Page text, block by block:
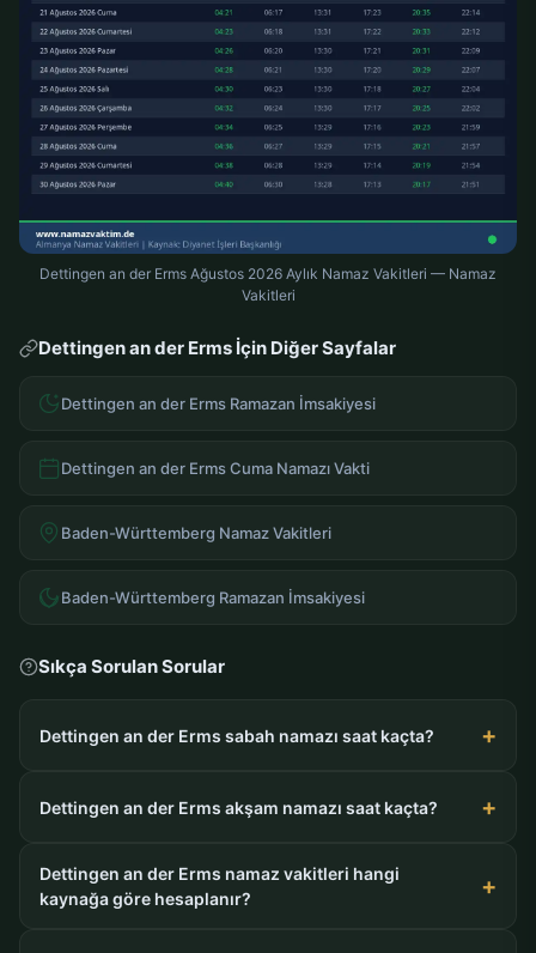
Dettingen an der Erms Ağustos 2026 Aylık Namaz Vakitleri — Namaz
Vakitleri
Dettingen an der Erms İçin Diğer Sayfalar
Dettingen an der Erms Ramazan İmsakiyesi
Dettingen an der Erms Cuma Namazı Vakti
Baden-Württemberg Namaz Vakitleri
Baden-Württemberg Ramazan İmsakiyesi
Sıkça Sorulan Sorular
Dettingen an der Erms sabah namazı saat kaçta?
Dettingen an der Erms akşam namazı saat kaçta?
Dettingen an der Erms namaz vakitleri hangi
kaynağa göre hesaplanır?